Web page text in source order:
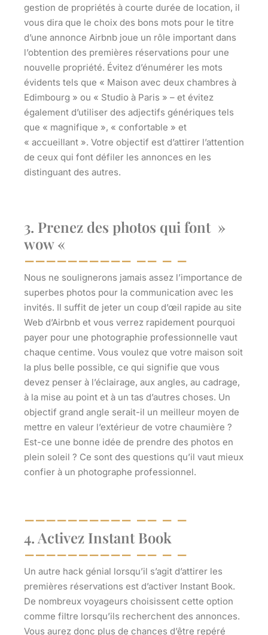
gestion de propriétés à courte durée de location, il
vous dira que le choix des bons mots pour le titre
d’une annonce Airbnb joue un rôle important dans
l’obtention des premières réservations pour une
nouvelle propriété. Évitez d’énumérer les mots
évidents tels que « Maison avec deux chambres à
Edimbourg » ou « Studio à Paris » – et évitez
également d’utiliser des adjectifs génériques tels
que « magnifique », « confortable » et
« accueillant ». Votre objectif est d’attirer l’attention
de ceux qui font défiler les annonces en les
distinguant des autres.
3. Prenez des photos qui font »
wow «
Nous ne soulignerons jamais assez l’importance de
superbes photos pour la communication avec les
invités. Il suffit de jeter un coup d’œil rapide au site
Web d’Airbnb et vous verrez rapidement pourquoi
payer pour une photographie professionnelle vaut
chaque centime. Vous voulez que votre maison soit
la plus belle possible, ce qui signifie que vous
devez penser à l’éclairage, aux angles, au cadrage,
à la mise au point et à un tas d’autres choses. Un
objectif grand angle serait-il un meilleur moyen de
mettre en valeur l’extérieur de votre chaumière ?
Est-ce une bonne idée de prendre des photos en
plein soleil ? Ce sont des questions qu’il vaut mieux
confier à un photographe professionnel.
4. Activez Instant Book
Un autre hack génial lorsqu’il s’agit d’attirer les
premières réservations est d’activer Instant Book.
De nombreux voyageurs choisissent cette option
comme filtre lorsqu’ils recherchent des annonces.
Vous aurez donc plus de chances d’être repéré